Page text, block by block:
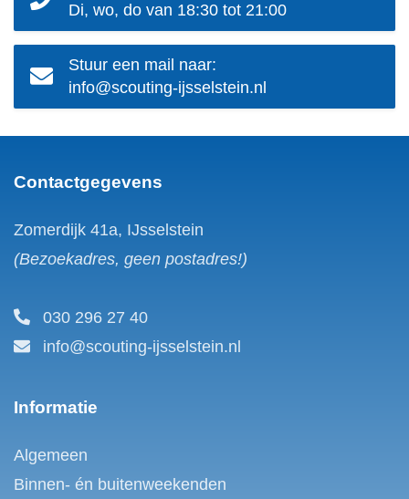
Di, wo, do van 18:30 tot 21:00
Stuur een mail naar:
info@scouting-ijsselstein.nl
Contactgegevens
Zomerdijk 41a, IJsselstein
(Bezoekadres, geen postadres!)
030 296 27 40
info@scouting-ijsselstein.nl
Informatie
Algemeen
Binnen- én buitenweekenden